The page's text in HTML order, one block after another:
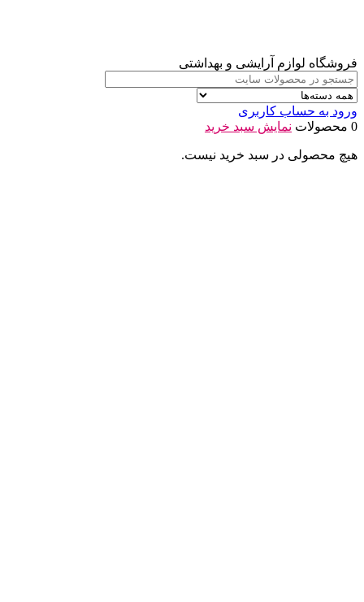
فروشگاه لوازم آرایشی و بهداشتی
ورود به حساب کاربری
0 محصولات
نمایش سبد خرید
هیچ محصولی در سبد خرید نیست.